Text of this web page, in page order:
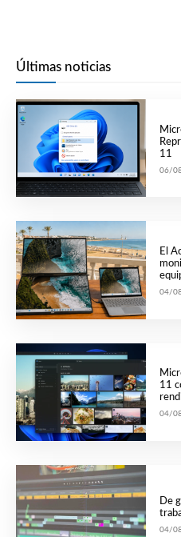
Últimas noticias
11
06/
El
04/
11
04/
De
04/